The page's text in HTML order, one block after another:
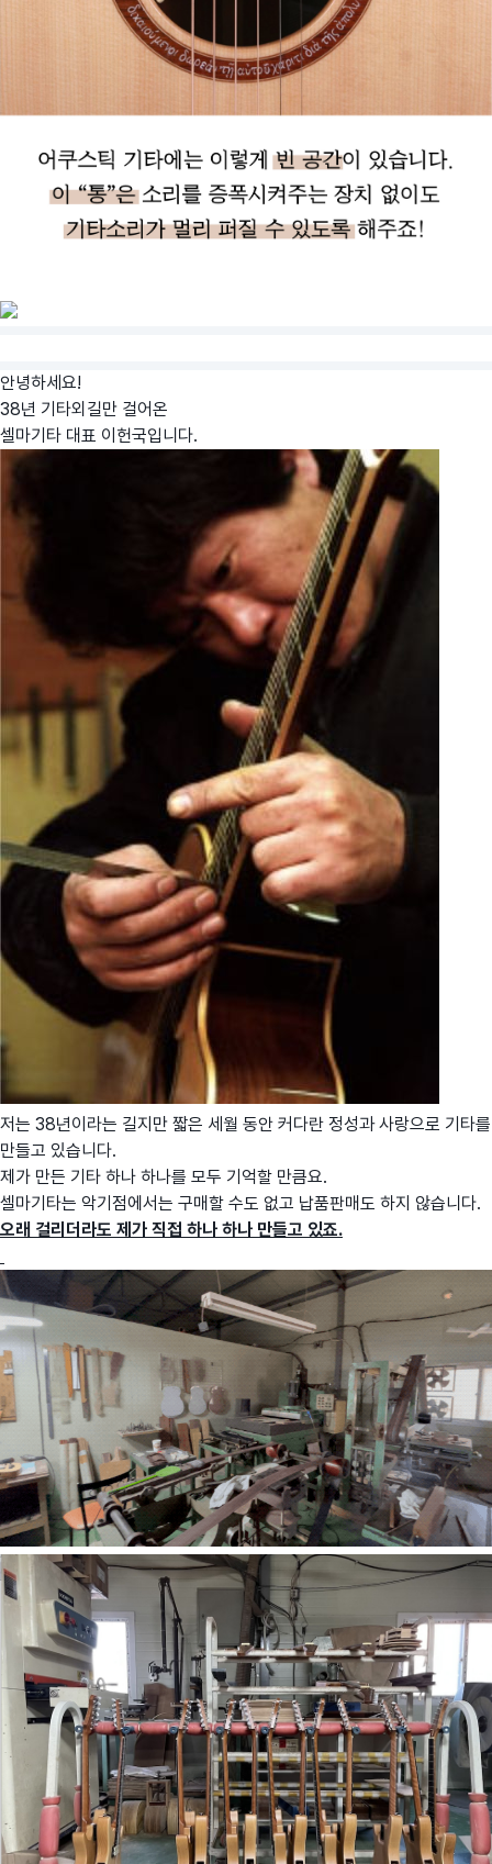
안녕하세요!
38년 기타외길만 걸어온
셀마기타 대표 이헌국입니다.
저는 38년이라는 길지만 짧은 세월 동안 커다란 정성과 사랑으로 기타를
만들고 있습니다.
제가 만든 기타 하나 하나를 모두 기억할 만큼요.
셀마기타는 악기점에서는 구매할 수도 없고 납품판매도 하지 않습니다.
오래 걸리더라도 제가 직접 하나 하나 만들고 있죠.